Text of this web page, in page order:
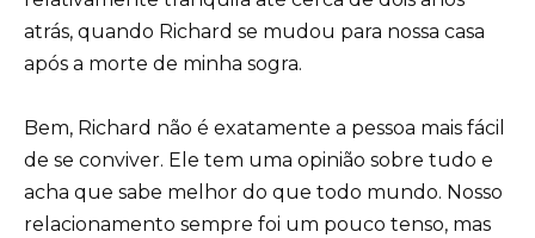
atrás, quando Richard se mudou para nossa casa
após a morte de minha sogra.
Bem, Richard não é exatamente a pessoa mais fácil
de se conviver. Ele tem uma opinião sobre tudo e
acha que sabe melhor do que todo mundo. Nosso
relacionamento sempre foi um pouco tenso, mas